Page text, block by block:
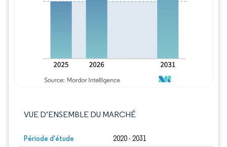
VUE D’ENSEMBLE DU MARCHÉ
Période d'étude 2020 - 2031